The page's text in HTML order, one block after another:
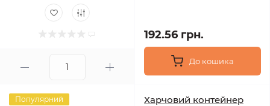
192.56 грн.
До кошика
Популярний
Харчовий контейнер